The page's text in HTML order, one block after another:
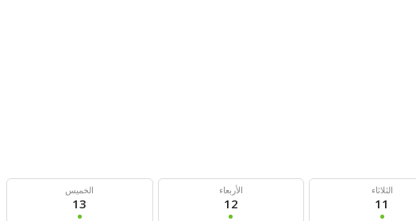
الثلاثاء
11
الأربعاء
12
الخميس
13